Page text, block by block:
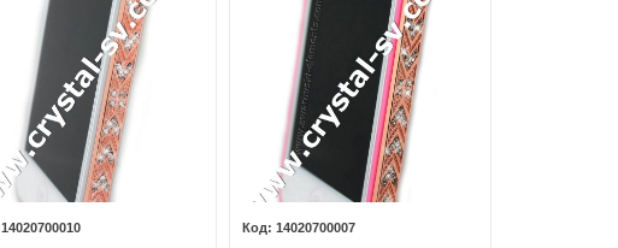
14020700010 14020700007